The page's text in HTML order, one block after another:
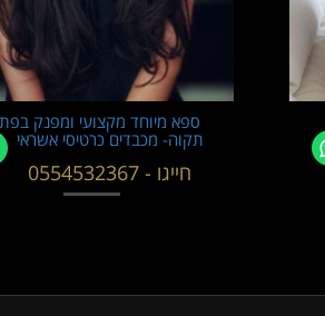
ספא מיוחד מקצועי ומפנק
תקוה- מכבדים כרטיסי אשראי
חייגו - 0554532367